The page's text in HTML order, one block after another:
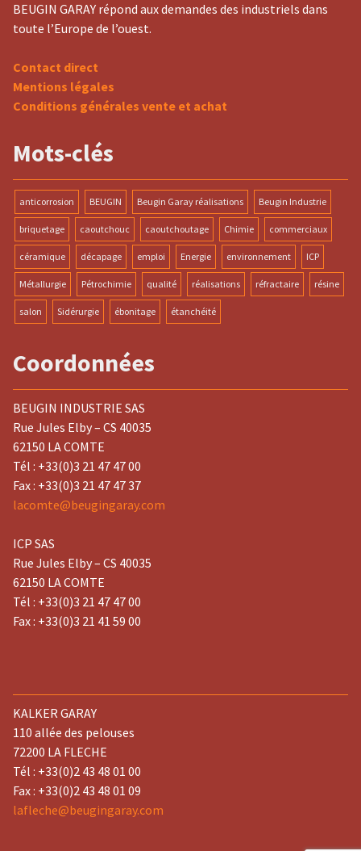
BEUGIN GARAY répond aux demandes des industriels dans
toute l’Europe de l’ouest.
Contact direct
Mentions légales
Conditions générales vente et achat
Mots-clés
anticorrosion BEUGIN Beugin Garay réalisations Beugin Industrie
briquetage caoutchouc caoutchoutage Chimie commerciaux
céramique décapage emploi Energie environnement ICP
Métallurgie Pétrochimie qualité réalisations réfractaire résine
salon Sidérurgie ébonitage étanchéité
Coordonnées
BEUGIN INDUSTRIE SAS
Rue Jules Elby – CS 40035
62150 LA COMTE
Tél : +33(0)3 21 47 47 00
Fax : +33(0)3 21 47 47 37
lacomte@beugingaray.com
ICP SAS
Rue Jules Elby – CS 40035
62150 LA COMTE
Tél : +33(0)3 21 47 47 00
Fax : +33(0)3 21 41 59 00
KALKER GARAY
110 allée des pelouses
72200 LA FLECHE
Tél : +33(0)2 43 48 01 00
Fax : +33(0)2 43 48 01 09
lafleche@beugingaray.com